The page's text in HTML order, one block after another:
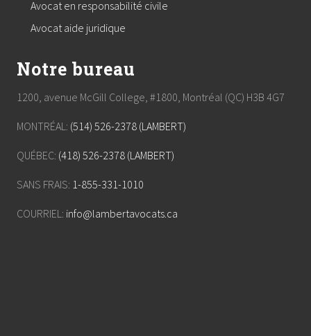
Avocat en responsabilité civile
Avocat aide juridique
Notre bureau
1200, avenue McGill College, #1800, Montréal (QC) H3B 4G7
MONTRÉAL: (514) 526-2378 (LAMBERT)
QUÉBEC: (418) 526-2378 (LAMBERT)
SANS FRAIS: 1-855-331-1010
COURRIEL: info@lambertavocats.ca